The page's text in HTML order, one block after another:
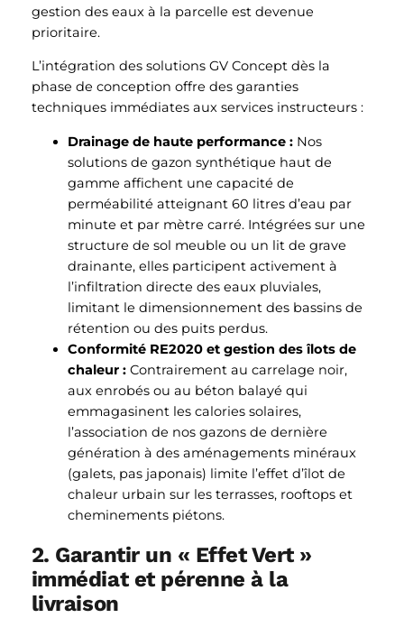
gestion des eaux à la parcelle est devenue
prioritaire.
L’intégration des solutions GV Concept dès la
phase de conception offre des garanties
techniques immédiates aux services instructeurs :
Drainage de haute performance :Nos
solutions de gazon synthétique haut de
gamme affichent une capacité de
perméabilité atteignant 60 litres d’eau par
minute et par mètre carré. Intégrées sur une
structure de sol meuble ou un lit de grave
drainante, elles participent activement à
l’infiltration directe des eaux pluviales,
limitant le dimensionnement des bassins de
rétention ou des puits perdus.
Conformité RE2020 et gestion des îlots de
chaleur :Contrairement au carrelage noir,
aux enrobés ou au béton balayé qui
emmagasinent les calories solaires,
l’association de nos gazons de dernière
génération à des aménagements minéraux
(galets, pas japonais) limite l’effet d’îlot de
chaleur urbain sur les terrasses, rooftops et
cheminements piétons.
2. Garantir un « Effet Vert »
immédiat et pérenne à la
livraison